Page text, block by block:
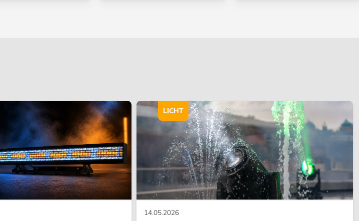
14.05.2026
LICHT